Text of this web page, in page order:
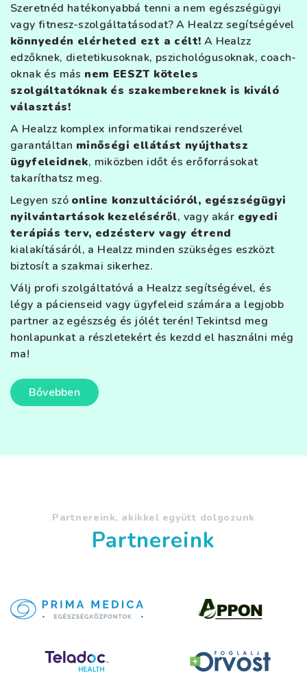
Szeretnéd hatékonyabbá tenni a nem egészségügyi
vagy fitnesz-szolgáltatásodat? A Healzz segítségével
könnyedén elérheted ezt a célt! A Healzz
edzőknek, dietetikusoknak, pszichológusoknak, coach-
oknak és más nem EESZT köteles
szolgáltatóknak és szakembereknek is kiváló
választás!
A Healzz komplex informatikai rendszerével
garantáltan minőségi ellátást nyújthatsz
ügyfeleidnek, miközben időt és erőforrásokat
takaríthatsz meg.
Legyen szó online konzultációról, egészségügyi
nyilvántartások kezeléséről, vagy akár egyedi
terápiás terv, edzésterv vagy étrend
kialakításáról, a Healzz minden szükséges eszközt
biztosít a szakmai sikerhez.
Válj profi szolgáltatóvá a Healzz segítségével, és
légy a pácienseid vagy ügyfeleid számára a legjobb
partner az egészség és jólét terén! Tekintsd meg
honlapunkat a részletekért és kezdd el használni még
ma!
Bővebben
Partnereink, akikkel együtt dolgozunk
Partnereink